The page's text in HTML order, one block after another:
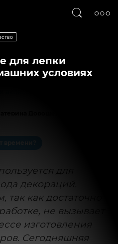
для лепки
условиях
для
декораций.
так как достаточно
не вызывает
изготовления
Сегодняшняя